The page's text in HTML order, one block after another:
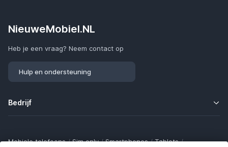
NieuweMobiel.NL
Heb je een vraag? Neem contact op
Hulp en ondersteuning
Bedrijf
Mobiele telefoons / Sim only / Smartphones / Tablets /